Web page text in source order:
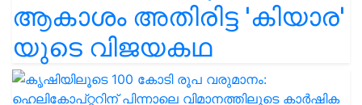
ആകാശം അതിരിട്ട 'കിയാര'
യുടെ വിജയകഥ